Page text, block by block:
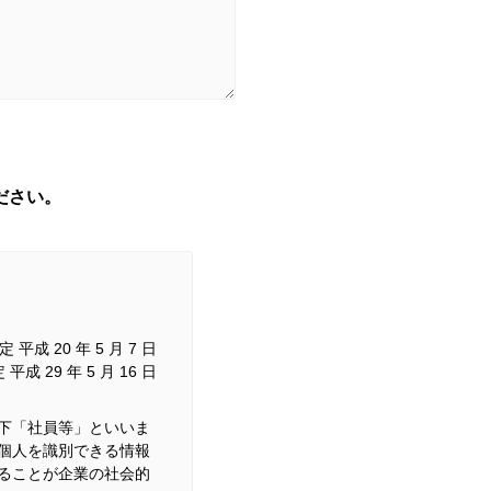
い。
平成 20 年 5 月 7 日
平成 29 年 5 月 16 日
「社員等」といいま
人を識別できる情報
ことが企業の社会的